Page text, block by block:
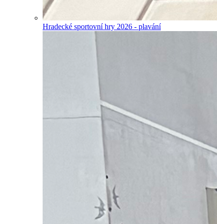
Hradecké sportovní hry 2026 - plavání